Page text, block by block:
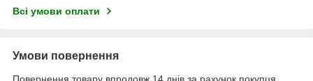
Всі умови оплати
Умови повернення